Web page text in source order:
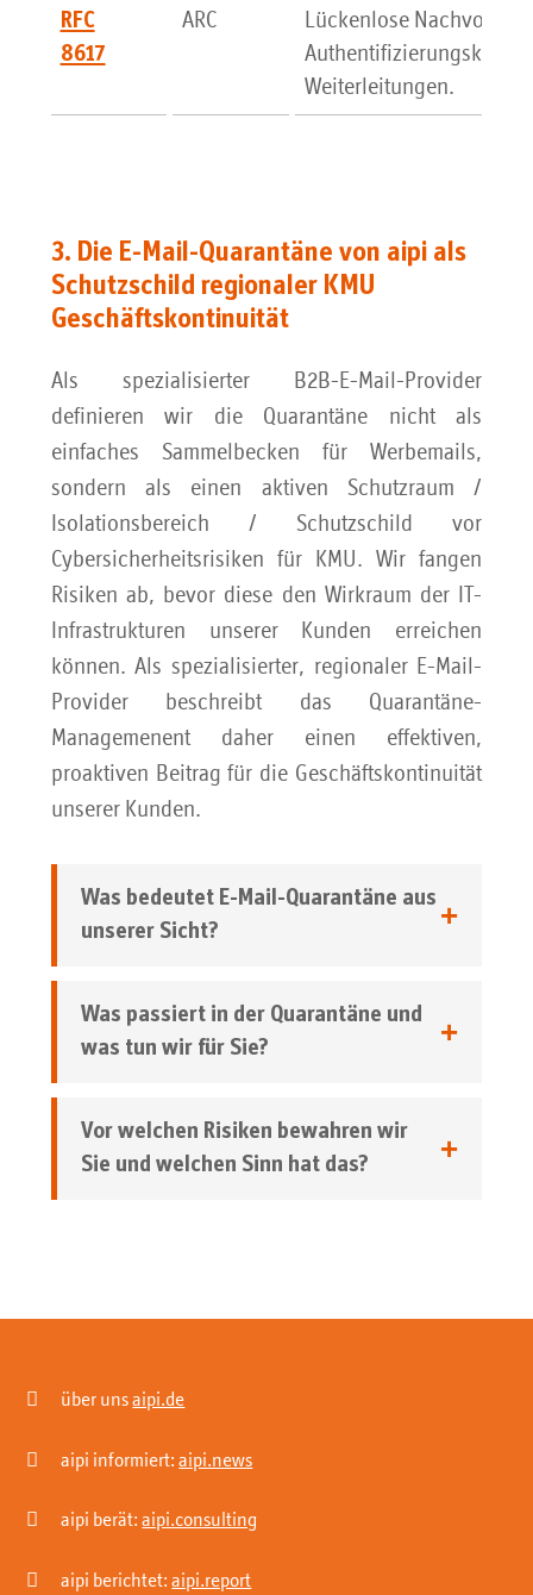
RFC
8617
ARC
Lückenlose
Authentifizierungskette
Weiterleitungen.
3. Die E-Mail-Quarantäne von aipi als
Schutzschild regionaler KMU
Geschäftskontinuität
Als spezialisierter B2B-E-Mail-Provider
definieren wir die Quarantäne nicht als
einfaches Sammelbecken für Werbemails,
sondern als einen aktiven Schutzraum /
Isolationsbereich / Schutzschild vor
Cybersicherheitsrisiken für KMU. Wir fangen
Risiken ab, bevor diese den Wirkraum der IT-
Infrastrukturen unserer Kunden erreichen
können. Als spezialisierter, regionaler E-Mail-
Provider beschreibt das Quarantäne-
Managemenent daher einen effektiven,
proaktiven Beitrag für die Geschäftskontinuität
unserer Kunden.
Was bedeutet E-Mail-Quarantäne aus
unserer Sicht?
Was passiert in der Quarantäne und
was tun wir für Sie?
Vor welchen Risiken bewahren wir
Sie und welchen Sinn hat das?
 über unsaipi.de
 aipi informiert:aipi.news
 aipi berät:aipi.consulting
 aipi berichtet:aipi.report